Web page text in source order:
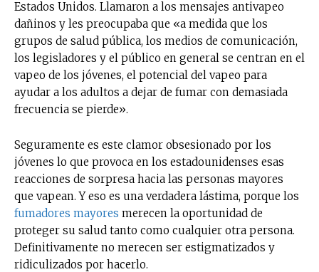
Estados Unidos. Llamaron a los mensajes antivapeo
dañinos y les preocupaba que «a medida que los
grupos de salud pública, los medios de comunicación,
los legisladores y el público en general se centran en el
vapeo de los jóvenes, el potencial del vapeo para
ayudar a los adultos a dejar de fumar con demasiada
frecuencia se pierde».
Seguramente es este clamor obsesionado por los
jóvenes lo que provoca en los estadounidenses esas
reacciones de sorpresa hacia las personas mayores
que vapean. Y eso es una verdadera lástima, porque los
fumadores mayores merecen la oportunidad de
proteger su salud tanto como cualquier otra persona.
Definitivamente no merecen ser estigmatizados y
ridiculizados por hacerlo.